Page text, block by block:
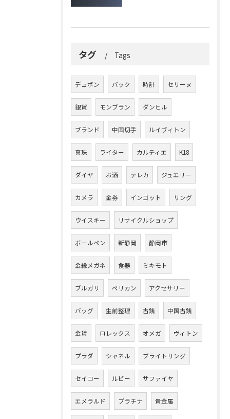
タグ Tags
デュポン バック 時計 セリーヌ
銀貨 モンブラン ダンヒル
ブランド 中国切手 ルイヴィトン
真珠 ライター カルティエ K18
ダイヤ お酒 テレカ ジュエリー
カメラ 金券 インゴット リング
ウイスキー リサイクルショップ
ボールペン 新静岡 静岡市
金縁メガネ 食器 ミキモト
ブルガリ ペリカン アクセサリー
バッグ 生前整理 古銭 中国古銭
金貨 ロレックス オメガ ヴィトン
プラダ シャネル ブライトリング
セイコー ルビー サファイヤ
エメラルド プラチナ 貴金属